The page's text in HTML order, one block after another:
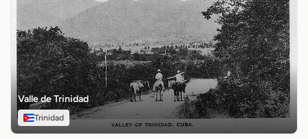
Valle de Trinidad
Trinidad